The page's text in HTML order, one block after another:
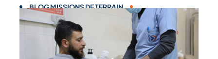
BLOG MISSIONS DE TERRAIN